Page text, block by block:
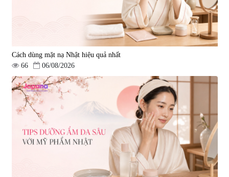
Cách dùng mặt nạ Nhật hiệu quả nhất
66
06/08/2026